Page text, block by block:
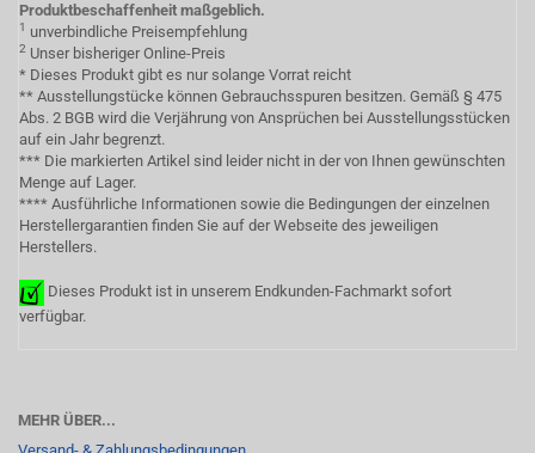
Produktbeschaffenheit maßgeblich.
1 unverbindliche Preisempfehlung
2 Unser bisheriger Online-Preis
* Dieses Produkt gibt es nur solange Vorrat reicht
** Ausstellungstücke können Gebrauchsspuren besitzen. Gemäß § 475
Abs. 2 BGB wird die Verjährung von Ansprüchen bei Ausstellungsstücken
auf ein Jahr begrenzt.
*** Die markierten Artikel sind leider nicht in der von Ihnen gewünschten
Menge auf Lager.
**** Ausführliche Informationen sowie die Bedingungen der einzelnen
Herstellergarantien finden Sie auf der Webseite des jeweiligen
Herstellers.
Dieses Produkt ist in unserem Endkunden-Fachmarkt sofort
verfügbar.
MEHR ÜBER...
Versand- & Zahlungsbedingungen